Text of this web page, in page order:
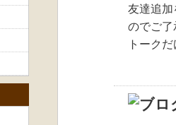
友達追加
のでご了
トーク